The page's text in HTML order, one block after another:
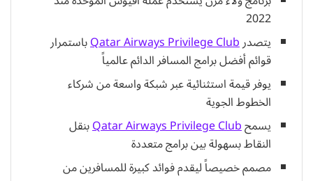
2022
يتصدرQatar Airways Privilege Clubباستمرار
قوائم أفضل برامج المسافر الدائم عالمياً
يوفر قيمة استثنائية عبر شبكة واسعة من شركاء
الخطوط الجوية
يسمحQatar Airways Privilege Clubبنقل
النقاط بسهولة بين برامج متعددة
مصمم خصيصاً ليقدم فوائد كبيرة للمسافرين من